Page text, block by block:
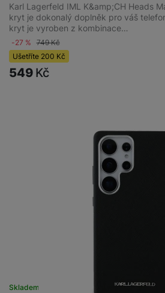
Karl Lagerfeld IML K&amp;CH Heads
kryt je dokonalý doplněk pro váš
kryt je vyroben z kombinace…
-27 % 749Kč
Ušetříte 200 Kč
549 Kč
Skladem